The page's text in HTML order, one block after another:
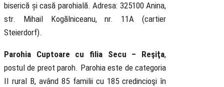
biserică și casă parohială. Adresa: 325100 Anina,
str. Mihail Kogălniceanu, nr. 11A (cartier
Steierdorf).
Parohia Cuptoare cu filia Secu – Reşiţa,
postul de preot paroh. Parohia este de categoria
II rural B, având 85 familii cu 185 credincioşi în